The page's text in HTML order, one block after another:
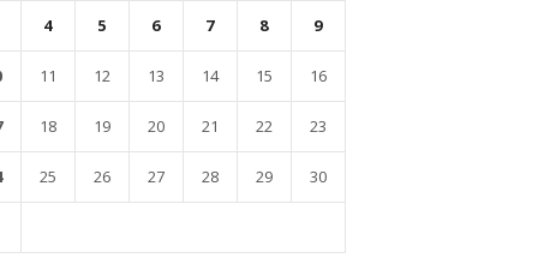
4 5 6 7 8 9
11 12 13 14 15 16
18 19 20 21 22 23
25 26 27 28 29 30